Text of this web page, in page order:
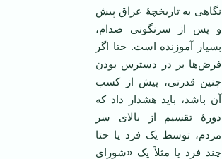
نگاهی به تاریخچۀ عراق پیش
و پس از سرنگونی صدام،
بسیار آموزنده است. حتا اگر
فرض‌ها بر در دسترس بودن
چنین قدرتی، پیش از کسب
آن باشد، باید هشدار داد که
دورۀ تقسیم از بالای سر
مردم، توسط یک فرد یا حتا
چند فرد یا مثلاً یک «شورای